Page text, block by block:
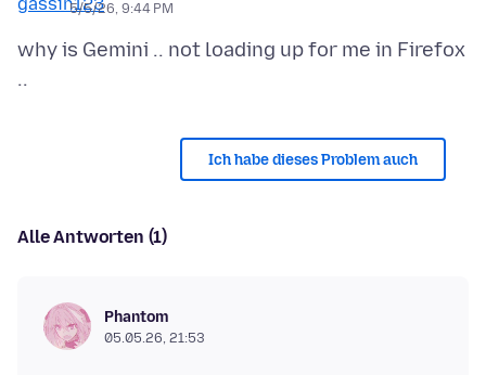
5/5/26, 9:44 PM
why is Gemini .. not loading up for me in Firefox
Ich habe dieses Problem auch
Alle Antworten (1)
Phantom
05.05.26, 21:53